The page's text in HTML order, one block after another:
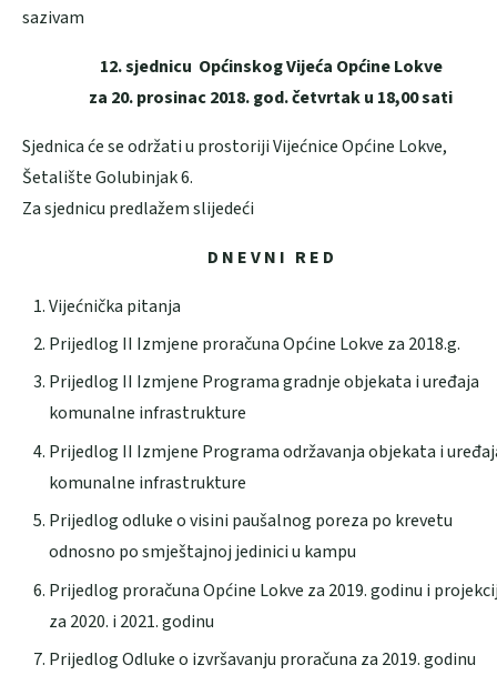
sazivam
12. sjednicu Općinskog Vijeća Općine Lokve
za 20. prosinac 2018. god. četvrtak u 18,00 sati
Sjednica će se održati u prostoriji Vijećnice Općine Lokve,
Šetalište Golubinjak 6.
Za sjednicu predlažem slijedeći
D N E V N I R E D
Vijećnička pitanja
Prijedlog II Izmjene proračuna Općine Lokve za 2018.g.
Prijedlog II Izmjene Programa gradnje objekata i uređaja
komunalne infrastrukture
Prijedlog II Izmjene Programa održavanja objekata i
komunalne infrastrukture
Prijedlog odluke o visini paušalnog poreza po krevetu
odnosno po smještajnoj jedinici u kampu
Prijedlog proračuna Općine Lokve za 2019. godinu i
za 2020. i 2021. godinu
Prijedlog Odluke o izvršavanju proračuna za 2019. godinu